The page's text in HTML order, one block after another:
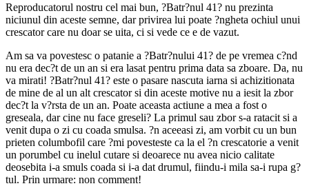
Reproducatorul nostru cel mai bun, ?Batr?nul 41? nu prezinta
niciunul din aceste semne, dar privirea lui poate ?ngheta ochiul unui
crescator care nu doar se uita, ci si vede ce e de vazut.
Am sa va povestesc o patanie a ?Batr?nului 41? de pe vremea c?nd
nu era dec?t de un an si era lasat pentru prima data sa zboare. Da, nu
va mirati! ?Batr?nul 41? este o pasare nascuta iarna si achizitionata
de mine de al un alt crescator si din aceste motive nu a iesit la zbor
dec?t la v?rsta de un an. Poate aceasta actiune a mea a fost o
greseala, dar cine nu face greseli? La primul sau zbor s-a ratacit si a
venit dupa o zi cu coada smulsa. ?n aceeasi zi, am vorbit cu un bun
prieten columbofil care ?mi povesteste ca la el ?n crescatorie a venit
un porumbel cu inelul cutare si deoarece nu avea nicio calitate
deosebita i-a smuls coada si i-a dat drumul, fiindu-i mila sa-i rupa g?
tul. Prin urmare: non comment!